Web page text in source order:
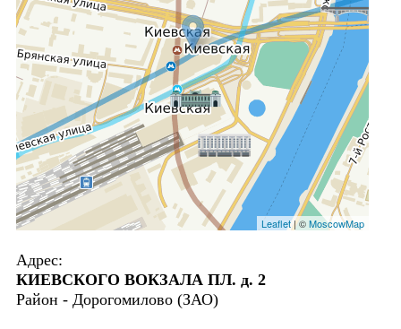
Leaflet| ©MoscowMap
Адрес:
КИЕВСКОГО ВОКЗАЛА ПЛ. д. 2
Район - Дорогомилово (ЗАО)